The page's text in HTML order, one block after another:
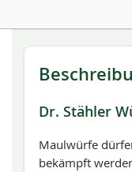
Dr. Stähler
Maulwürfe
bekämpft